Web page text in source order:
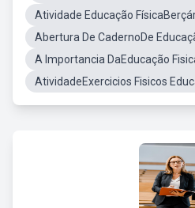
Atividade Educação
Abertura De CadernoDe
A Importancia DaEducação
AtividadeExercicios Fisicos